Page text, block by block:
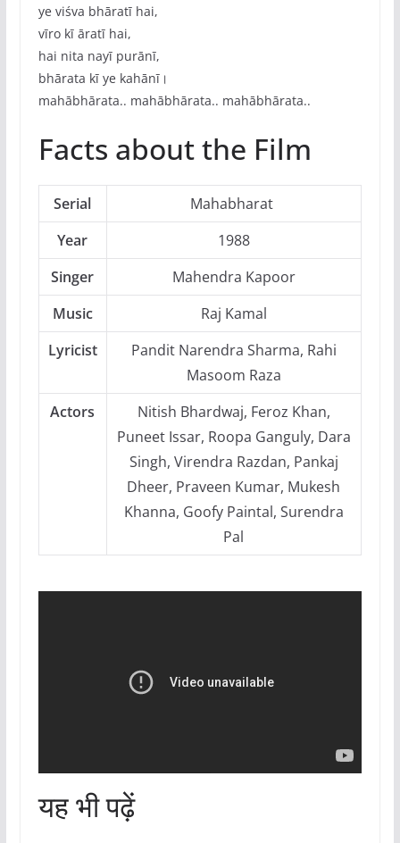
ye viśva bhāratī hai,
vīro kī āratī hai,
hai nita nayī purānī,
bhārata kī ye kahānī।
mahābhārata.. mahābhārata.. mahābhārata..
Facts about the Film
Serial
Mahabharat
Year
1988
Singer
Mahendra Kapoor
Music
Raj Kamal
Lyricist
Pandit Narendra Sharma, Rahi
Masoom Raza
Actors
Nitish Bhardwaj, Feroz Khan,
Puneet Issar, Roopa Ganguly, Dara
Singh, Virendra Razdan, Pankaj
Dheer, Praveen Kumar, Mukesh
Khanna, Goofy Paintal, Surendra
Pal
यह भी पढ़ें